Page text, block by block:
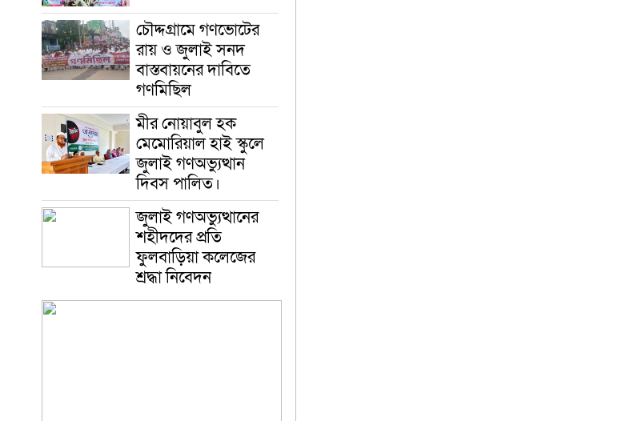
চৌদ্দগ্রামে গণভোটের
রায় ও জুলাই সনদ
বাস্তবায়নের দাবিতে
গণমিছিল
মীর নোয়াবুল হক
মেমোরিয়াল হাই স্কুলে
জুলাই গণঅভ্যুত্থান
দিবস পালিত।
জুলাই গণঅভ্যুত্থানের
শহীদদের প্রতি
ফুলবাড়িয়া কলেজের
শ্রদ্ধা নিবেদন